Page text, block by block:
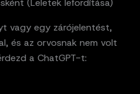
(Leletek lefordítása)
vagy egy zárójelentést,
és az orvosnak nem volt
a ChatGPT-t: